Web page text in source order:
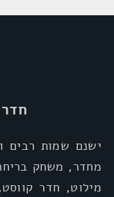
ישנם שמות רבים
מחדר, משחק
מילוט, חדר